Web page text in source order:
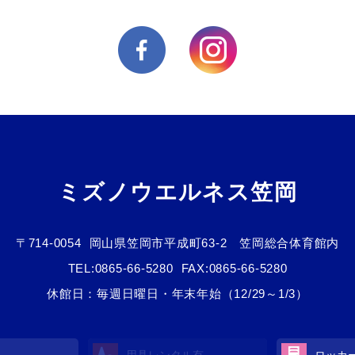
ミズノウエルネス笠岡
〒714-0054
岡山県笠岡市平成町63-2 笠岡総合体育館内
TEL:0865-66-5280
FAX:0865-66-5280
休館日：毎週日曜日・年末年始（12/29～1/3）